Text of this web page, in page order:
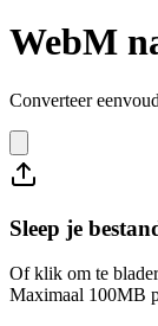
WebM
Converteer
Sleep je
Of klik om te
Maximaal 100MB